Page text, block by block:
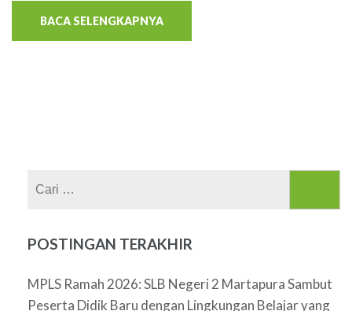
BACA SELENGKAPNYA
POSTINGAN TERAKHIR
MPLS Ramah 2026: SLB Negeri 2 Martapura Sambut
Peserta Didik Baru dengan Lingkungan Belajar yang